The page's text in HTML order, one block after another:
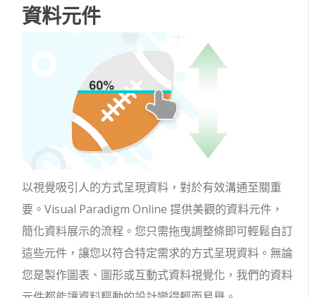
資料元件
以視覺吸引人的方式呈現資料，對於有效溝通至關重
要。Visual Paradigm Online 提供美觀的資料元件，
簡化資料展示的流程。您只需拖曳調整條即可輕鬆自訂
這些元件，讓您以符合特定需求的方式呈現資料。無論
您是製作圖表、圖形或互動式資料視覺化，我們的資料